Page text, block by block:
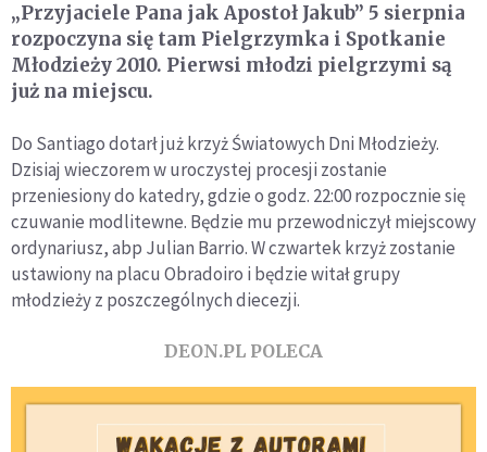
„Przyjaciele Pana jak Apostoł Jakub” 5 sierpnia
rozpoczyna się tam Pielgrzymka i Spotkanie
Młodzieży 2010. Pierwsi młodzi pielgrzymi są
już na miejscu.
Do Santiago dotarł już krzyż Światowych Dni Młodzieży.
Dzisiaj wieczorem w uroczystej procesji zostanie
przeniesiony do katedry, gdzie o godz. 22:00 rozpocznie się
czuwanie modlitewne. Będzie mu przewodniczył miejscowy
ordynariusz, abp Julian Barrio. W czwartek krzyż zostanie
ustawiony na placu Obradoiro i będzie witał grupy
młodzieży z poszczególnych diecezji.
DEON.PL POLECA